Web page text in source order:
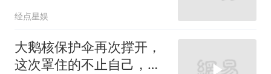
经点星娱
大鹅核保护伞再次撑开，
这次罩住的不止自己，五